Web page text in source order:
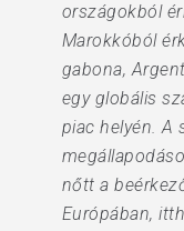
országokból
Marokkóból
gabona,
egy globális
piac helyén. A
nőtt a
Európában,